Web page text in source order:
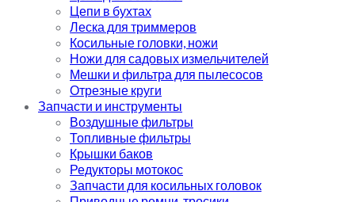
Цепи в бухтах
Леска для триммеров
Косильные головки, ножи
Ножи для садовых измельчителей
Мешки и фильтра для пылесосов
Отрезные круги
Запчасти и инструменты
Воздушные фильтры
Топливные фильтры
Крышки баков
Редукторы мотокос
Запчасти для косильных головок